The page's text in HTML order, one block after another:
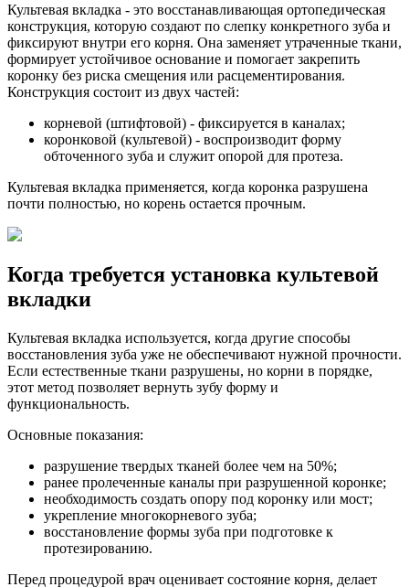
Культевая вкладка - это восстанавливающая ортопедическая
конструкция, которую создают по слепку конкретного зуба и
фиксируют внутри его корня. Она заменяет утраченные ткани,
формирует устойчивое основание и помогает закрепить
коронку без риска смещения или расцементирования.
Конструкция состоит из двух частей:
корневой (штифтовой) - фиксируется в каналах;
коронковой (культевой) - воспроизводит форму
обточенного зуба и служит опорой для протеза.
Культевая вкладка применяется, когда коронка разрушена
почти полностью, но корень остается прочным.
Когда требуется установка культевой
вкладки
Культевая вкладка используется, когда другие способы
восстановления зуба уже не обеспечивают нужной прочности.
Если естественные ткани разрушены, но корни в порядке,
этот метод позволяет вернуть зубу форму и
функциональность.
Основные показания:
разрушение твердых тканей более чем на 50%;
ранее пролеченные каналы при разрушенной коронке;
необходимость создать опору под коронку или мост;
укрепление многокорневого зуба;
восстановление формы зуба при подготовке к
протезированию.
Перед процедурой врач оценивает состояние корня, делает